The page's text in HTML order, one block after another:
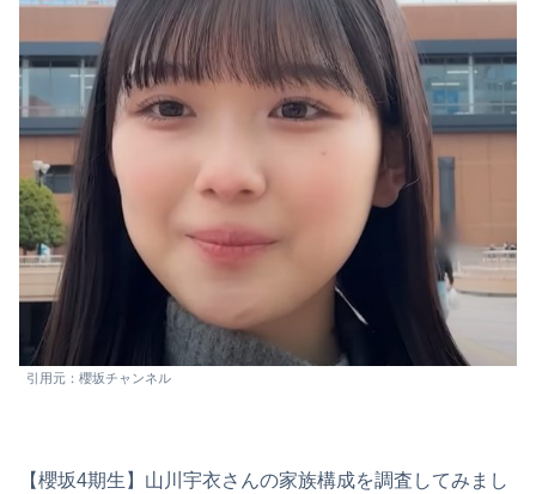
引用元：櫻坂チャンネル
【櫻坂4期生】山川宇衣さんの家族構成を調査してみまし